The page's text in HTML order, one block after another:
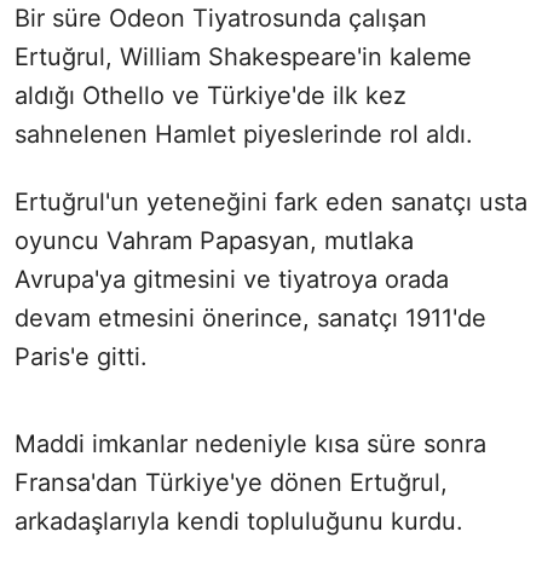
Bir süre Odeon Tiyatrosunda çalışan
Ertuğrul, William Shakespeare'in kaleme
aldığı Othello ve Türkiye'de ilk kez
sahnelenen Hamlet piyeslerinde rol aldı.
Ertuğrul'un yeteneğini fark eden sanatçı usta
oyuncu Vahram Papasyan, mutlaka
Avrupa'ya gitmesini ve tiyatroya orada
devam etmesini önerince, sanatçı 1911'de
Paris'e gitti.
Maddi imkanlar nedeniyle kısa süre sonra
Fransa'dan Türkiye'ye dönen Ertuğrul,
arkadaşlarıyla kendi topluluğunu kurdu.